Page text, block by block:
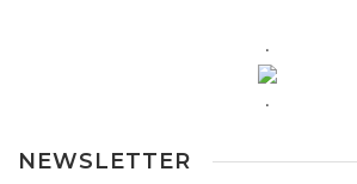
.
.
NEWSLETTER